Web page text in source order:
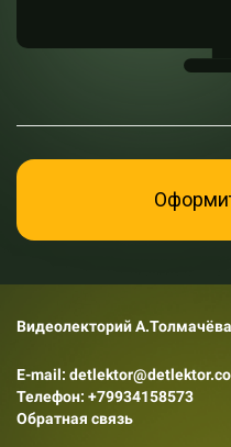
Видеолекторий А.Толмачёва
E-mail:
Телефон: +79934158573
Обратная связь